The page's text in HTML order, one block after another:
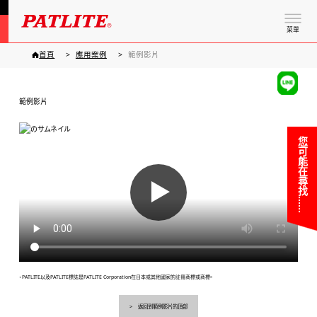
菜單
您可能在尋找……
首頁 應用案例 範例影片
範例影片
▶
・PATLITE以及PATLITE標誌是PATLITE Corporation在日本或其他國家的註冊商標或商標。
返回到範例影片的頂部